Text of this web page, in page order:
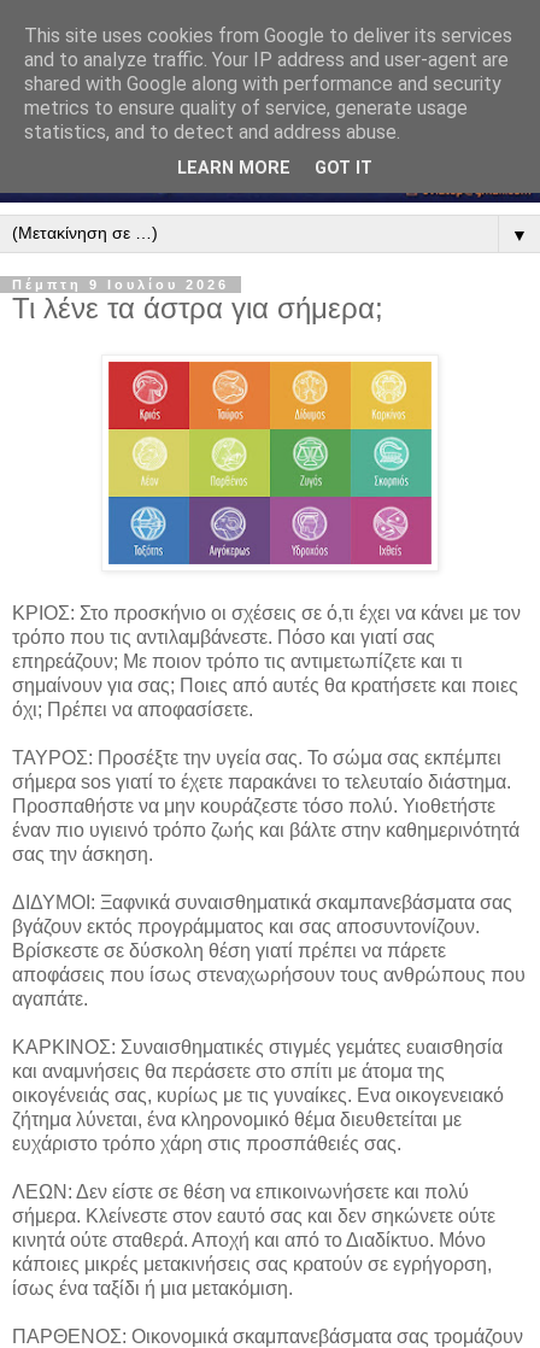
▼
Πέμπτη 9 Ιουλίου 2026
Τι λένε τα άστρα για σήμερα;
ΚΡΙΟΣ: Στο προσκήνιο οι σχέσεις σε ό,τι έχει να κάνει με τον
τρόπο που τις αντιλαμβάνεστε. Πόσο και γιατί σας
επηρεάζουν; Με ποιον τρόπο τις αντιμετωπίζετε και τι
σημαίνουν για σας; Ποιες από αυτές θα κρατήσετε και ποιες
όχι; Πρέπει να αποφασίσετε.
ΤΑΥΡΟΣ: Προσέξτε την υγεία σας. Το σώμα σας εκπέμπει
σήμερα sos γιατί το έχετε παρακάνει το τελευταίο διάστημα.
Προσπαθήστε να μην κουράζεστε τόσο πολύ. Υιοθετήστε
έναν πιο υγιεινό τρόπο ζωής και βάλτε στην καθημερινότητά
σας την άσκηση.
ΔΙΔΥΜΟΙ: Ξαφνικά συναισθηματικά σκαμπανεβάσματα σας
βγάζουν εκτός προγράμματος και σας αποσυντονίζουν.
Βρίσκεστε σε δύσκολη θέση γιατί πρέπει να πάρετε
αποφάσεις που ίσως στεναχωρήσουν τους ανθρώπους που
αγαπάτε.
ΚΑΡΚΙΝΟΣ: Συναισθηματικές στιγμές γεμάτες ευαισθησία
και αναμνήσεις θα περάσετε στο σπίτι με άτομα της
οικογένειάς σας, κυρίως με τις γυναίκες. Ενα οικογενειακό
ζήτημα λύνεται, ένα κληρονομικό θέμα διευθετείται με
ευχάριστο τρόπο χάρη στις προσπάθειές σας.
ΛΕΩΝ: Δεν είστε σε θέση να επικοινωνήσετε και πολύ
σήμερα. Κλείνεστε στον εαυτό σας και δεν σηκώνετε ούτε
κινητά ούτε σταθερά. Αποχή και από το Διαδίκτυο. Μόνο
κάποιες μικρές μετακινήσεις σας κρατούν σε εγρήγορση,
ίσως ένα ταξίδι ή μια μετακόμιση.
ΠΑΡΘΕΝΟΣ: Οικονομικά σκαμπανεβάσματα σας τρομάζουν
This site uses cookies from Google to deliver its services
and to analyze traffic. Your IP address and user-agent are
shared with Google along with performance and security
metrics to ensure quality of service, generate usage
statistics, and to detect and address abuse.
LEARN MORE GOT IT